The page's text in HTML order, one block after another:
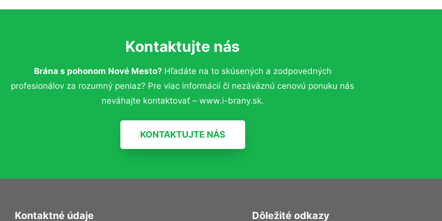
Kontaktujte nás
Brána s pohonom Nové Mesto? Hľadáte na to skúsených a zodpovedných
profesionálov za rozumný peniaz? Pre viac informácií či nezáväznú cenovú ponuku nás
neváhajte kontaktovať – www.i-brany.sk.
KONTAKTUJTE NÁS
Kontaktné údaje Dôležité odkazy